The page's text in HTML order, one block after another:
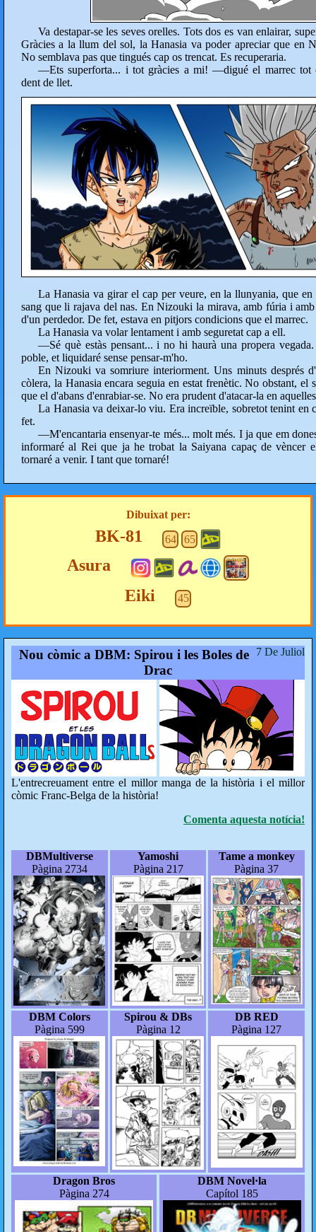
Va destapar-se les seves orelles. Tots dos es van enlairar,
Gràcies a la llum del sol, la Hanasia va poder apreciar que en
No semblava pas que tingués cap os trencat. Es recuperaria.
—Ets superforta... i tot gràcies a mi! —digué el marrec tot
dent de llet.
La Hanasia va girar el cap per veure, en la llunyania, que
sang que li rajava del nas. En Nizouki la mirava, amb fúria i
d'un perdedor. De fet, estava en pitjors condicions que el marrec.
La Hanasia va volar lentament i amb seguretat cap a ell.
—Sé què estàs pensant... i no hi haurà una propera
poble, et liquidaré sense pensar-m'ho.
En Nizouki va somriure interiorment. Uns minuts després
còlera, la Hanasia encara seguia en estat frenètic. No obstant, el
que el d'abans d'enrabiar-se. No era prudent d'atacar-la en
La Hanasia va deixar-lo viu. Era increïble, sobretot tenint en
fet.
—M'encantaria ensenyar-te més... molt més. I ja que em
informaré al Rei que ja he trobat la Saiyana capaç de vèncer
tornaré a venir. I tant que tornaré!
Dibuixat per:
BK-81 64 65
Asura
Eiki
45
7 De Juliol
Nou còmic a DBM: Spirou i les Boles de
Drac
L'entrecreuament entre el millor manga de la història i el millor
còmic Franc-Belga de la història!
Comenta aquesta notícia!
DBMultiverse
Pàgina 2734
Yamoshi
Pàgina 217
Tame a monkey
Pàgina 37
DBM Colors
Pàgina 599
Spirou & DBs
Pàgina 12
DB RED
Pàgina 127
Dragon Bros
Pàgina 274
DBM Novel·la
Capítol 185